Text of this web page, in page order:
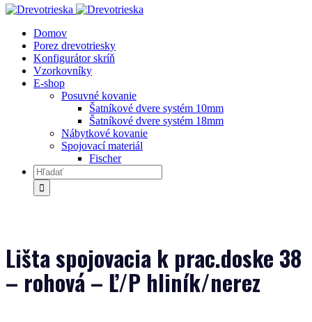
Domov
Porez drevotriesky
Konfigurátor skríň
Vzorkovníky
E-shop
Posuvné kovanie
Šatníkové dvere systém 10mm
Šatníkové dvere systém 18mm
Nábytkové kovanie
Spojovací materiál
Fischer
Lišta spojovacia k prac.doske 38
– rohová – Ľ/P hliník/nerez